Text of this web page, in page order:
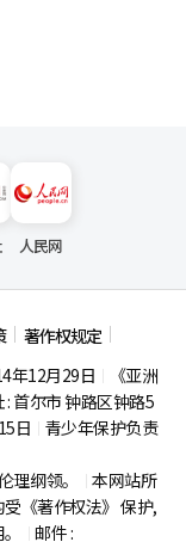
人民网
著作权规定
年12月29日
《亚洲
: 首尔市钟路区钟路5
日
青少年保护负责
理纲领。
本网站所
《著作权法》 保护,
邮件 :